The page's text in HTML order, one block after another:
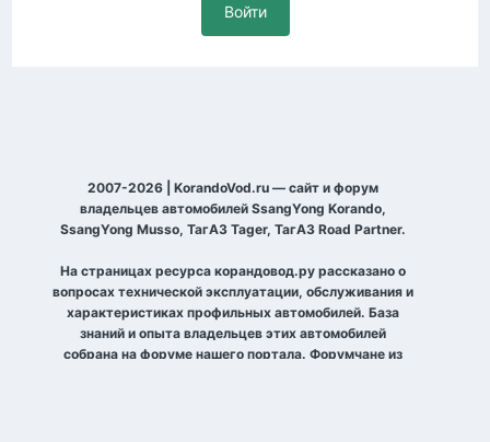
Войти
2007-2026 | KorandoVod.ru — сайт и форум
владельцев автомобилей SsangYong Korando,
SsangYong Musso, ТагАЗ Tager, ТагАЗ Road Partner.
На страницах ресурса корандовод.ру рассказано о
вопросах технической эксплуатации, обслуживания и
характеристиках профильных автомобилей. База
знаний и опыта владельцев этих автомобилей
собрана на форуме нашего портала. Форумчане из